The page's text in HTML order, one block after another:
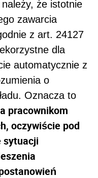
że istotnie
zawarcia
z art. 24127
dla
automatycznie z
o
Oznacza to
pracownikom
oczywiście pod
sytuacji